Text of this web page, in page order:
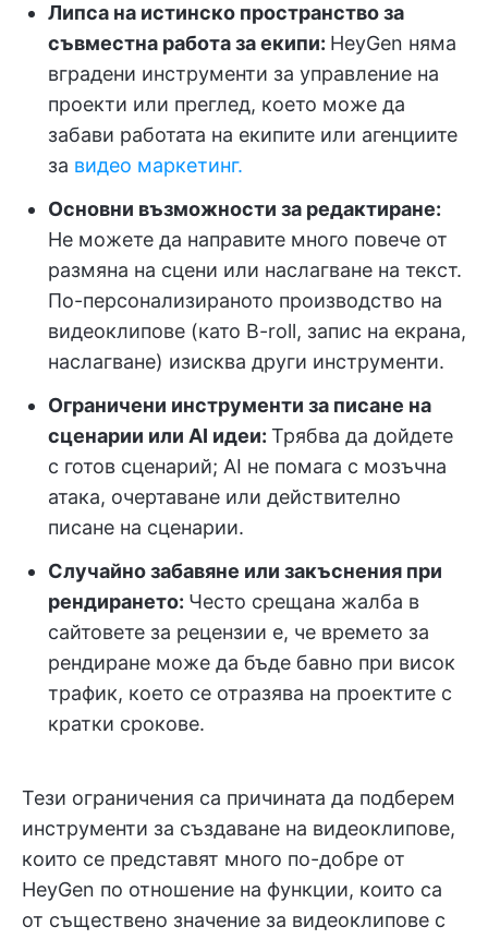
Липса на истинско пространство за
съвместна работа за екипи: HeyGen няма
вградени инструменти за управление на
проекти или преглед, което може да
забави работата на екипите или агенциите
за видео маркетинг.
Основни възможности за редактиране:
Не можете да направите много повече от
размяна на сцени или наслагване на текст.
По-персонализираното производство на
видеоклипове (като B-roll, запис на екрана,
наслагване) изисква други инструменти.
Ограничени инструменти за писане на
сценарии или AI идеи: Трябва да дойдете
с готов сценарий; AI не помага с мозъчна
атака, очертаване или действително
писане на сценарии.
Случайно забавяне или закъснения при
рендирането: Често срещана жалба в
сайтовете за рецензии е, че времето за
рендиране може да бъде бавно при висок
трафик, което се отразява на проектите с
кратки срокове.
Тези ограничения са причината да подберем
инструменти за създаване на видеоклипове,
които се представят много по-добре от
HeyGen по отношение на функции, които са
от съществено значение за видеоклипове с